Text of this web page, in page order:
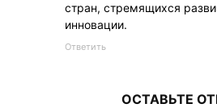
стран, стремящихся
инновации.
Ответить
ОСТАВЬТЕ